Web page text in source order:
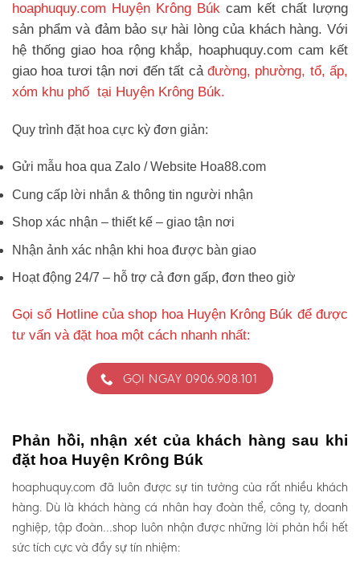
hoaphuquy.com Huyện Krông Búk cam kết chất lượng
sản phẩm và đảm bảo sự hài lòng của khách hàng. Với
hệ thống giao hoa rộng khắp, hoaphuquy.com cam kết
giao hoa tươi tận nơi đến tất cả đường, phường, tổ, ấp,
xóm khu phố tại Huyện Krông Búk.
Quy trình đặt hoa cực kỳ đơn giản:
Gửi mẫu hoa qua Zalo / Website Hoa88.com
Cung cấp lời nhắn & thông tin người nhận
Shop xác nhận – thiết kế – giao tận nơi
Nhận ảnh xác nhận khi hoa được bàn giao
Hoạt động 24/7 – hỗ trợ cả đơn gấp, đơn theo giờ
Gọi số Hotline của shop hoa Huyện Krông Búk để được
tư vấn và đặt hoa một cách nhanh nhất:
GỌI NGAY 0906.908.101
Phản hồi, nhận xét của khách hàng sau khi
đặt hoa Huyện Krông Búk
hoaphuquy.com đã luôn được sự tin tưởng của rất nhiều khách
hàng. Dù là khách hàng cá nhân hay đoàn thể, công ty, doanh
nghiệp, tập đoàn…shop luôn nhận được những lời phản hồi hết
sức tích cực và đầy sự tín nhiệm: